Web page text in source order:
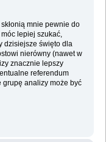
mnie pewnie do
lepiej szukać,
dzisiejsze święto dla
nierówny (nawet w
znacznie lepszy
referendum
grupę analizy może być